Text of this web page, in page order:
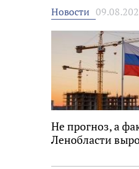
Новости
Не прогноз, а
Ленобласти